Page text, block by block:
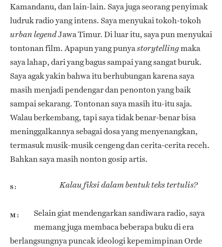
Kamandanu, dan lain-lain. Saya juga seorang penyimak
ludruk radio yang intens. Saya menyukai tokoh-tokoh
urban legendJawa Timur. Di luar itu, saya pun menyukai
tontonan film. Apapun yang punyastorytellingmaka
saya lahap, dari yang bagus sampai yang sangat buruk.
Saya agak yakin bahwa itu berhubungan karena saya
masih menjadi pendengar dan penonton yang baik
sampai sekarang. Tontonan saya masih itu-itu saja.
Walau berkembang, tapi saya tidak benar-benar bisa
meninggalkannya sebagai dosa yang menyenangkan,
termasuk musik-musik cengeng dan cerita-cerita receh.
Bahkan saya masih nonton gosip artis.
S Kalau fiksi dalam bentuk teks tertulis?
M
Selain giat mendengarkan sandiwara radio, saya
memang juga membaca beberapa buku di era
berlangsungnya puncak ideologi kepemimpinan Orde